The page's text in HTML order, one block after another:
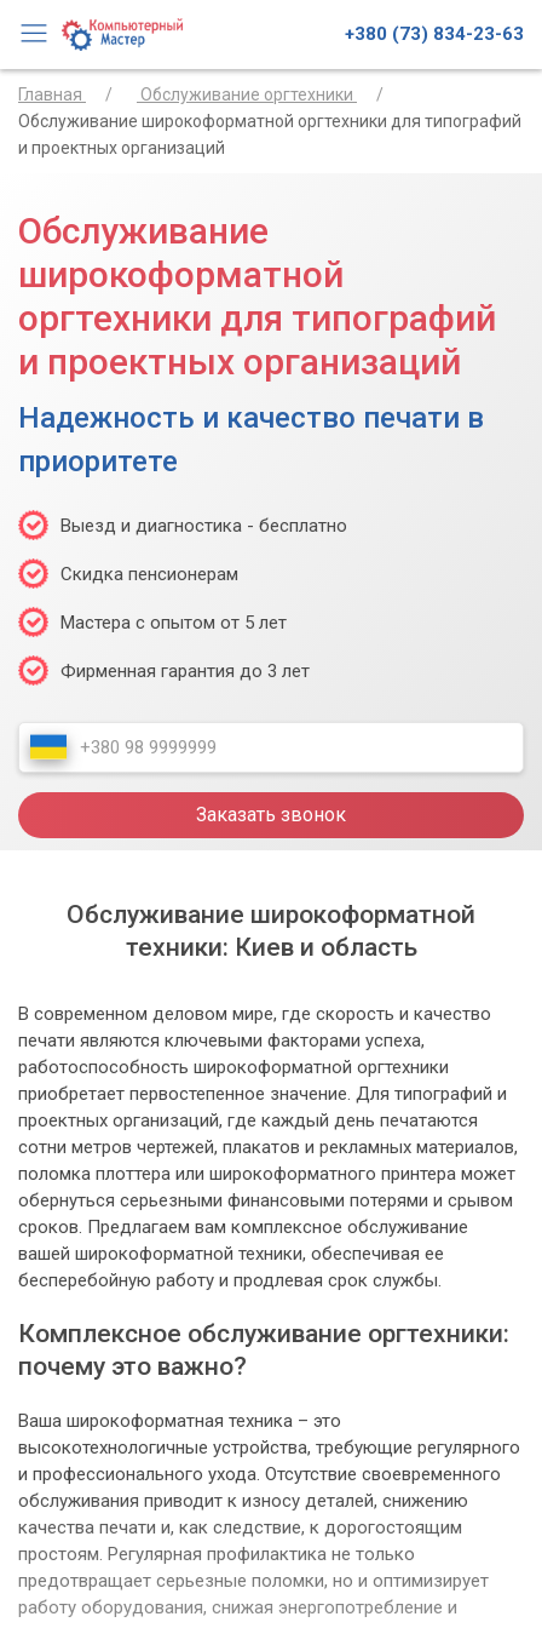
+380 (73) 834-23-63
Главная
Обслуживание оргтехники
Обслуживание широкоформатной оргтехники для типографий
и проектных организаций
Обслуживание
широкоформатной
оргтехники для типографий
и проектных организаций
Надежность и качество печати в
приоритете
Выезд и диагностика - бесплатно
Скидка пенсионерам
Мастера с опытом от 5 лет
Фирменная гарантия до 3 лет
Заказать звонок
Обслуживание широкоформатной
техники: Киев и область
В современном деловом мире, где скорость и качество
печати являются ключевыми факторами успеха,
работоспособность широкоформатной оргтехники
приобретает первостепенное значение. Для типографий и
проектных организаций, где каждый день печатаются
сотни метров чертежей, плакатов и рекламных материалов,
поломка плоттера или широкоформатного принтера может
обернуться серьезными финансовыми потерями и срывом
сроков. Предлагаем вам комплексное обслуживание
вашей широкоформатной техники, обеспечивая ее
бесперебойную работу и продлевая срок службы.
Комплексное обслуживание оргтехники:
почему это важно?
Ваша широкоформатная техника – это
высокотехнологичные устройства, требующие регулярного
и профессионального ухода. Отсутствие своевременного
обслуживания приводит к износу деталей, снижению
качества печати и, как следствие, к дорогостоящим
простоям. Регулярная профилактика не только
предотвращает серьезные поломки, но и оптимизирует
работу оборудования, снижая энергопотребление и